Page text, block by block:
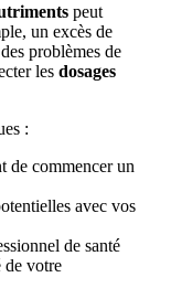
peut
un excès de
problèmes de
les dosages
:
de commencer un
avec vos
de santé
de votre